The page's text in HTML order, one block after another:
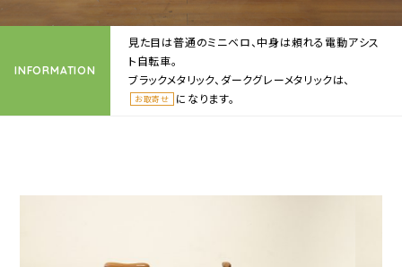
INFORMATION
見た目は普通のミニベロ、中身は頼れる電動アシス
ト自転車。
ブラックメタリック、ダークグレーメタリックは、
お取寄せ になります。